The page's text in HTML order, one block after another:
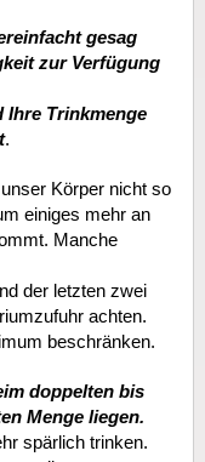
gesag
zur Verfügung
Ihre Trinkmenge
.
Körper nicht so
einiges mehr an
Manche
der letzten zwei
achten.
beschränken.
doppelten bis
Menge liegen.
spärlich trinken.